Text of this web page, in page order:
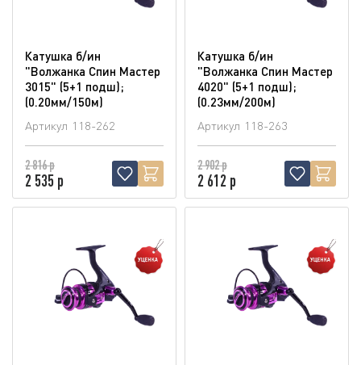
Катушка б/ин
"Волжанка Спин Мастер
3015" (5+1 подш);
(0.20мм/150м)
Артикул 118-262
2 816 р
2 535 р
Катушка б/ин
"Волжанка Спин Мастер
4020" (5+1 подш);
(0.23мм/200м)
Артикул 118-263
2 902 р
2 612 р